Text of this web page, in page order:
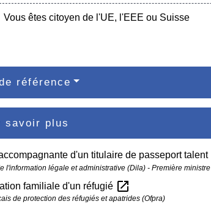
Vous êtes citoyen de l'UE, l'EEE ou Suisse
référence
savoir plus
d'un titulaire de passeport talent
l'information légale et administrative (Dila) - Première ministre
familiale d'un réfugié open_in_new
de protection des réfugiés et apatrides (Ofpra)